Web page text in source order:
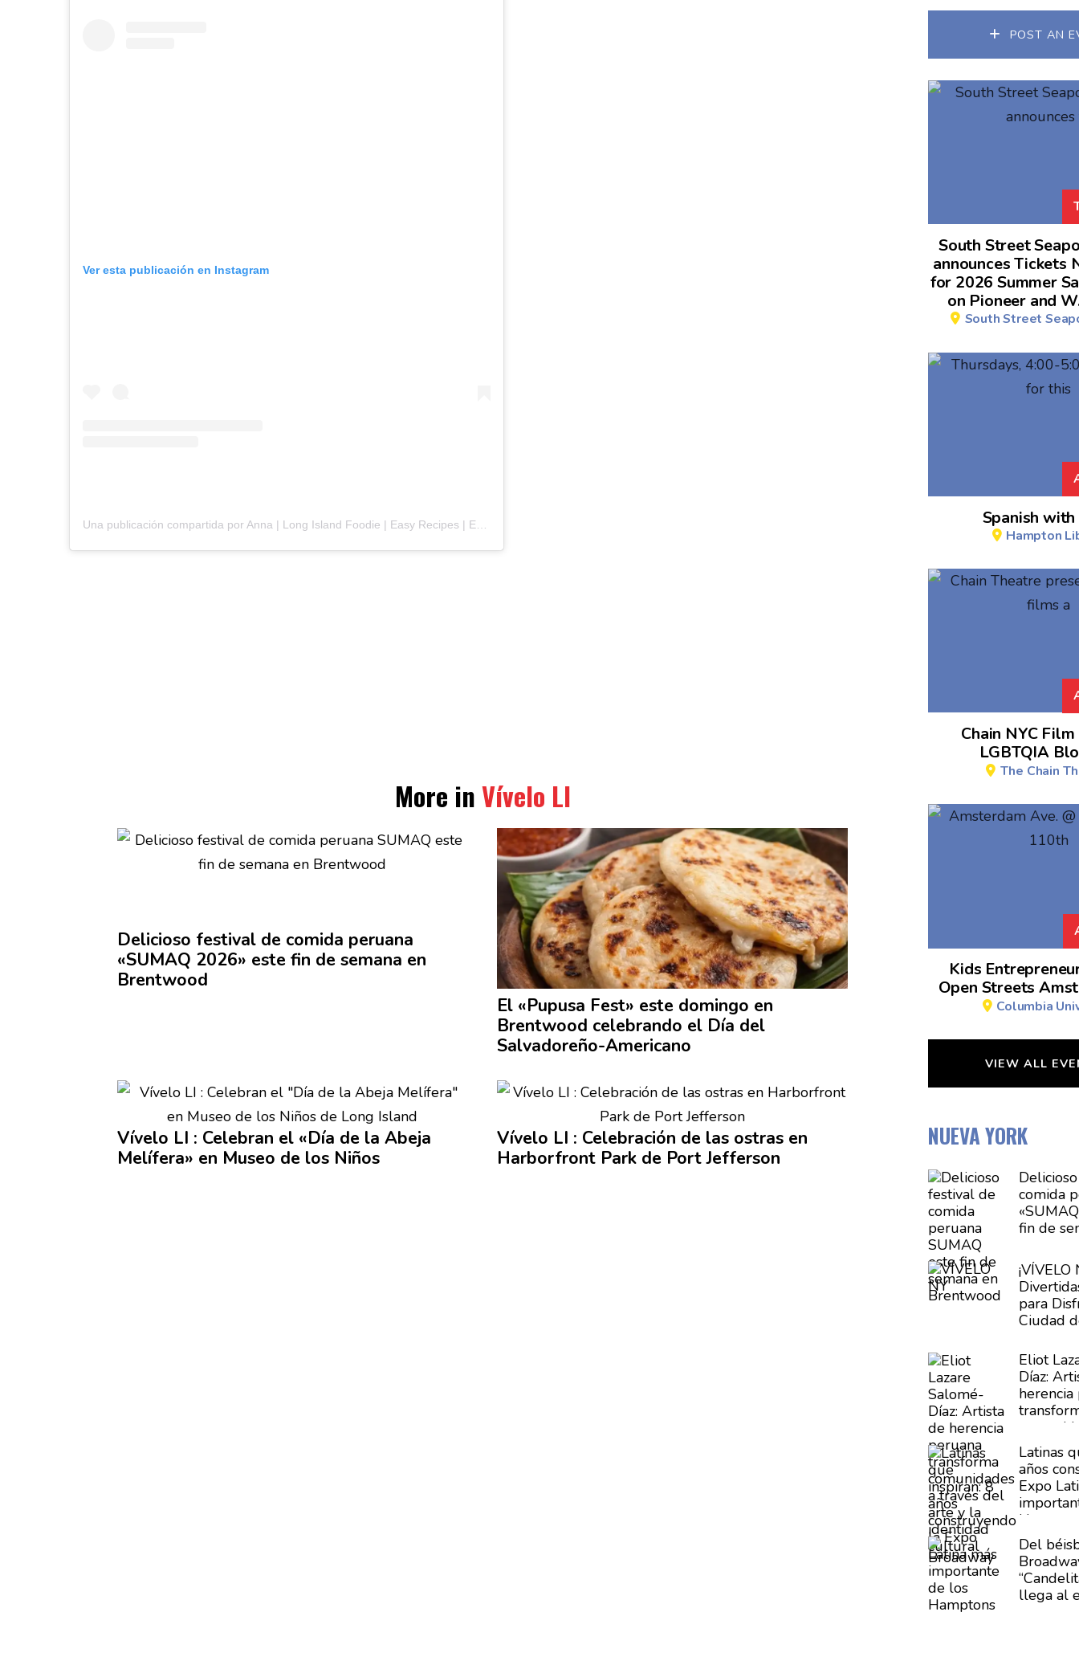
Ver esta publicación en Instagram
More inVívelo LI
Delicioso festival de comida peruana
«SUMAQ 2026» este fin de semana en
Brentwood
El «Pupusa Fest» este domingo en
Brentwood celebrando el Día del
Salvadoreño-Americano
Vívelo LI : Celebran el «Día de la Abeja
Melífera» en Museo de los Niños
Vívelo LI : Celebración de las ostras en
Harborfront Park de Port Jefferson
POST AN
South Street
announces Tickets
for 2026 Summer
on Pioneer and
South Street
Spanish with
Hampton
Chain NYC
LGBTQIA
The Chain
Kids
Open Streets
Columbia
VIEW ALL
NUEVA YORK
comida
fin de
¡VÍVELO
para
Ciudad
Eliot
Díaz:
herencia
del arte
cultural
Latinas
años
Expo
Del
llega al